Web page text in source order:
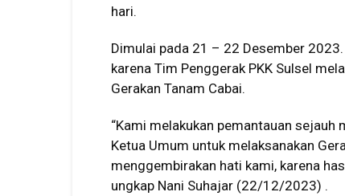
hari.
Dimulai pada 21 – 22 Desember
karena Tim Penggerak PKK Sulsel
Gerakan Tanam Cabai.
“Kami melakukan pemantauan sejauh
Ketua Umum untuk melaksanakan
menggembirakan hati kami, karena
ungkap Nani Suhajar (22/12/2023) .